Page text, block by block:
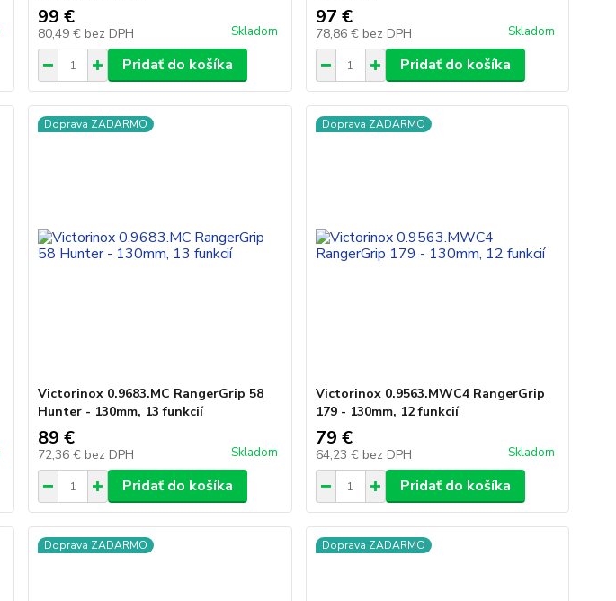
99 €
80,49 € bez DPH Skladom
Pridať do košíka
97 €
78,86 € bez DPH Skladom
Pridať do košíka
Doprava ZADARMO
Victorinox 0.9683.MC RangerGrip 58
Hunter - 130mm, 13 funkcií
89 €
72,36 € bez DPH Skladom
Pridať do košíka
Doprava ZADARMO
Victorinox 0.9563.MWC4 RangerGrip
179 - 130mm, 12 funkcií
79 €
64,23 € bez DPH Skladom
Pridať do košíka
Doprava ZADARMO Doprava ZADARMO